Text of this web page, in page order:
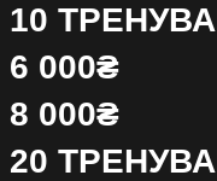
10
6 000₴
8 000₴
20